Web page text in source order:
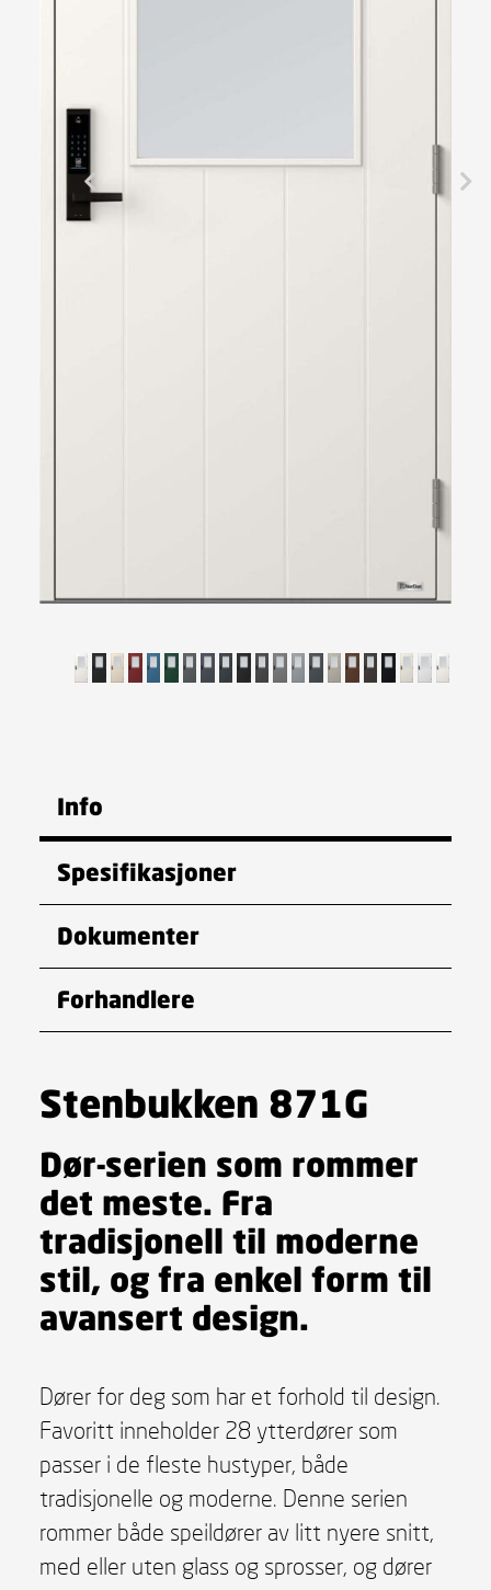
Info
Spesifikasjoner
Dokumenter
Forhandlere
Stenbukken 871G
Dør-serien som rommer
det meste. Fra
tradisjonell til moderne
stil, og fra enkel form til
avansert design.
Dører for deg som har et forhold til design.
Favoritt inneholder 28 ytterdører som
passer i de fleste hustyper, både
tradisjonelle og moderne. Denne serien
rommer både speildører av litt nyere snitt,
med eller uten glass og sprosser, og dører